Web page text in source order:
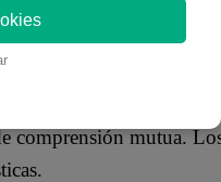
– 22 de
comprensión mutua.